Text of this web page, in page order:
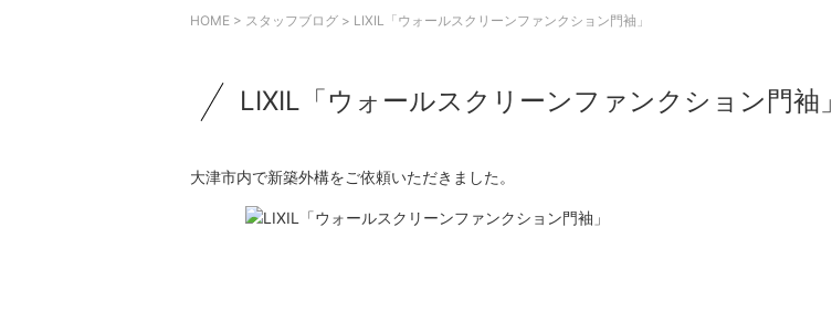
HOME > スタッフブログ > LIXIL「ウォールスクリーンファンクション門袖」
LIXIL「ウォールスクリーンファンクション門袖」
大津市内で新築外構をご依頼いただきました。